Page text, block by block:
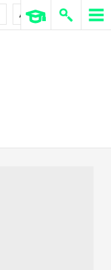
AirPods Pro 3